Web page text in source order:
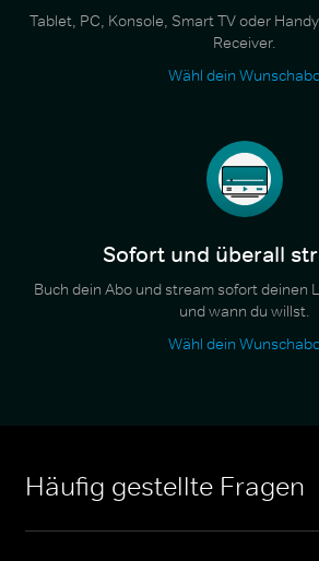
Tablet, PC, Konsole, Smart TV oder
Receiver.
Wähl dein
Sofort und überall
Buch dein Abo und stream sofort deinen
und wann du willst.
Wähl dein
Häufig gestellte Fragen